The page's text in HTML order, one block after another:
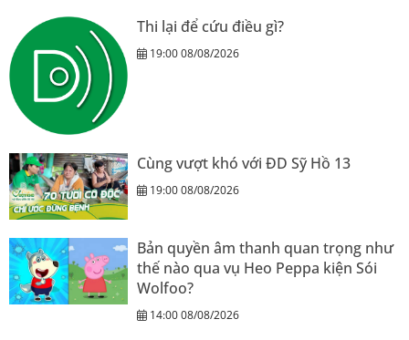
Thi lại để cứu điều gì?
19:00 08/08/2026
Cùng vượt khó với ĐD Sỹ Hồ 13
19:00 08/08/2026
Bản quyền âm thanh quan trọng như
thế nào qua vụ Heo Peppa kiện Sói
Wolfoo?
14:00 08/08/2026